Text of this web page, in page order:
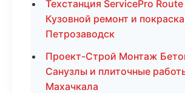
Техстанция ServicePro
Кузовной ремонт и
Петрозаводск
Проект-Строй Монтаж
Санузлы и плиточные
Махачкала